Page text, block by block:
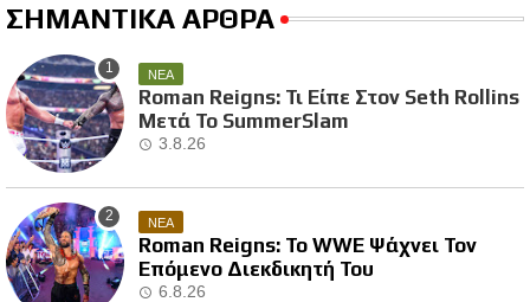
ΣΗΜΑΝΤΙΚΑ ΑΡΘΡΑ
ΝΕΑ
Roman Reigns: Τι Είπε Στον Seth Rollins
Μετά Το SummerSlam
3.8.26
ΝΕΑ
Roman Reigns: Το WWE Ψάχνει Τον
Επόμενο Διεκδικητή Του
6.8.26